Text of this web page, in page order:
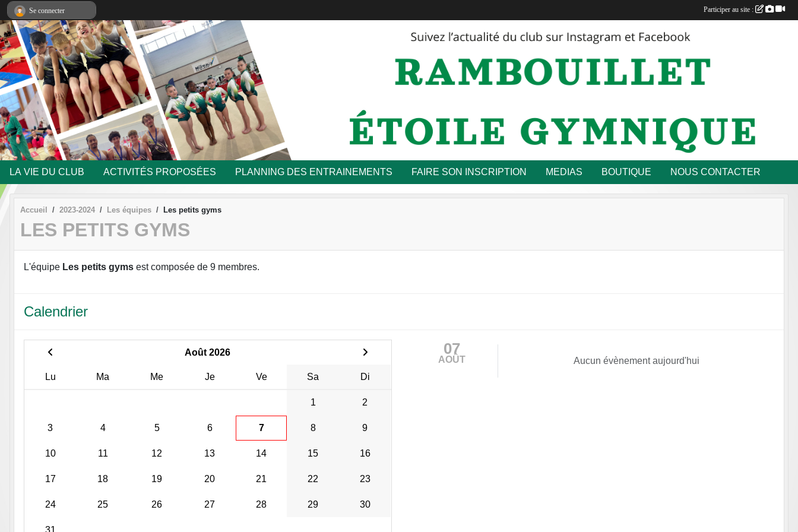
LA VIE DU CLUB ACTIVITÉS PROPOSÉES PLANNING DES ENTRAINEMENTS FAIRE SON INSCRIPTION MEDIAS BOUTIQUE NOUS CONTACTER
Accueil 2023-2024 Les équipes Les petits gyms
LES PETITS GYMS
L'équipe Les petits gyms est composée de 9 membres.
Calendrier
Août 2026
Lu Ma Me Je Ve Sa Di
1 2
3 4 5 6 7 8 9
10 11 12 13 14 15 16
17 18 19 20 21 22 23
24 25 26 27 28 29 30
07
AOÛT Aucun évènement aujourd'hui
Se connecter Participer au site :
Panneau de gestion des cookies